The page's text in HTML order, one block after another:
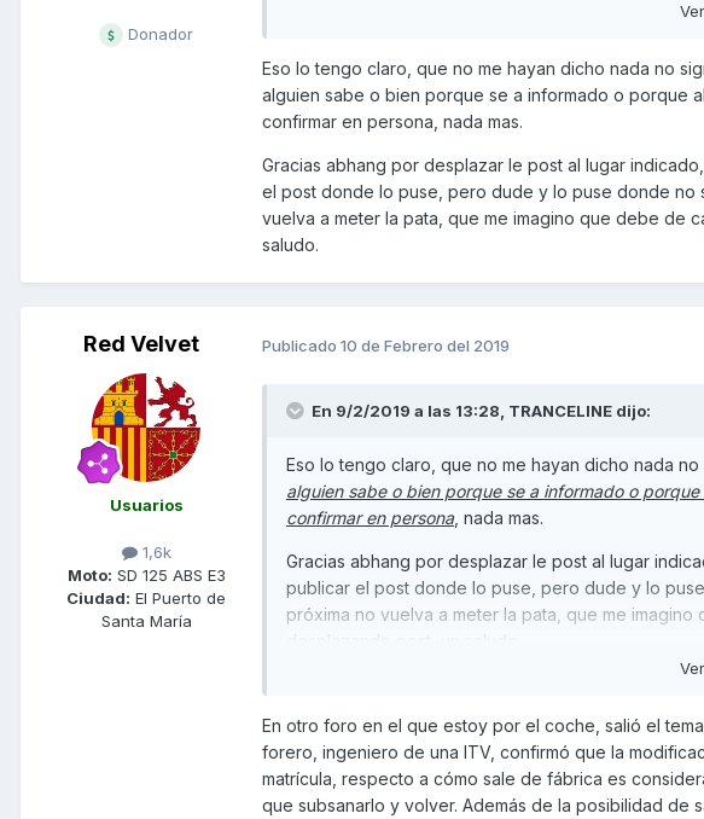
Donador
Eso lo tengo claro, que no me hayan dicho nada no
alguien sabe o bien porque se a informado o porque
confirmar en persona, nada mas.
Gracias abhang por desplazar le post al lugar
el post donde lo puse, pero dude y lo puse donde
vuelva a meter la pata, que me imagino que debe de
saludo.
Red Velvet
Usuarios
1,6k
Moto: SD 125 ABS E3
Ciudad: El Puerto de
Santa María
Publicado 10 de Febrero del 2019
En 9/2/2019 a las 13:28, TRANCELINE dijo:
Eso lo tengo claro, que no me hayan dicho nada
alguien sabe o bien porque se a informado o
confirmar en persona , nada mas.
Gracias abhang por desplazar le post al lugar
publicar el post donde lo puse, pero dude y lo
próxima no vuelva a meter la pata, que me
En otro foro en el que estoy por el coche, salió el
forero, ingeniero de una ITV, confirmó que la
matrícula, respecto a cómo sale de fábrica es
que subsanarlo y volver. Además de la posibilidad de